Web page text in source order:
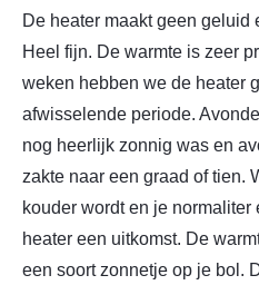
De heater maakt geen geluid
Heel fijn. De warmte is zeer
weken hebben we de heater
afwisselende periode.
nog heerlijk zonnig was en
zakte naar een graad of tien.
kouder wordt en je
heater een uitkomst. De
een soort zonnetje op je bol.